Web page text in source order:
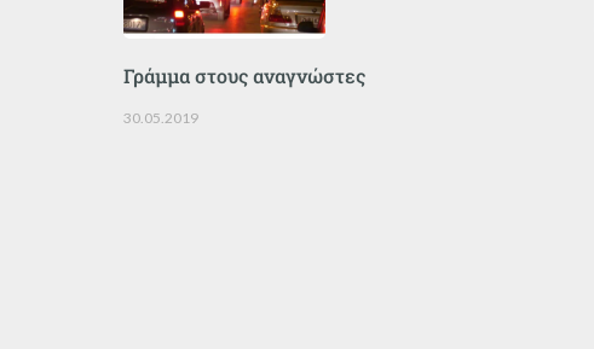
Γράμμα στους αναγνώστες
30.05.2019